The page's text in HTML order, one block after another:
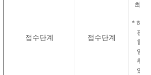
접수단계 접수단계
최종
* 허위
판명
합격
임용
취소
있음